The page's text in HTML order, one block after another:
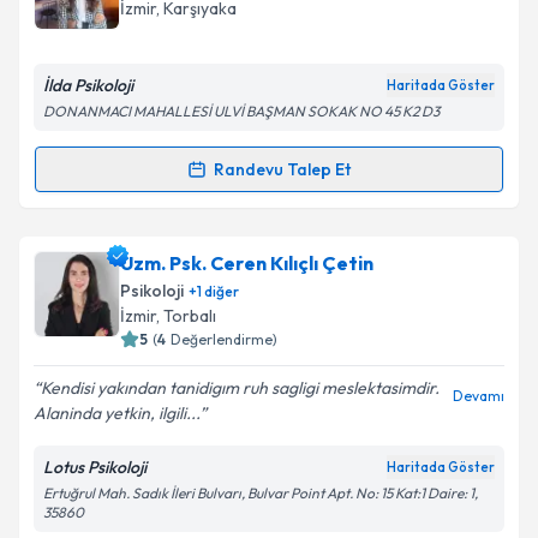
Kişisel verilerimin işlenmesine ilişkin
Metni'ni okudum ve kişisel verilerimin belirtilen
Takvim Talebini Gönder
İzmir, Karşıyaka
İlda Psikoloji Haritada Göster
DONANMACI MAHALLESİ ULVİ BAŞMAN SOKAK NO 45 K2 D3
Randevu Talep Et
Randevu Takvimi Talebi
Klinik Psikolog Emek Öykü Kayaiçin randevu
takvimi talebi oluşturun. Size bu uzmandan randevu
almanız için bir takvim hazırlandığında e-posta ile
bilgilendireceğiz.
E-posta Adresiniz
Kişisel verilerimin işlenmesine ilişkinAydınlatma
Uzm. Psk. Ceren Kılıçlı Çetin
Psikoloji +1diğer
İzmir, Torbalı
5 (4 Değerlendirme)
Kendisi yakından tanidigım ruh sagligi meslektasimdir.
Alaninda yetkin, ilgili...
Devamı
Lotus Psikoloji Haritada Göster
Ertuğrul Mah. Sadık İleri Bulvarı, Bulvar Point Apt. No: 15 Kat:1 Daire: 1,
35860